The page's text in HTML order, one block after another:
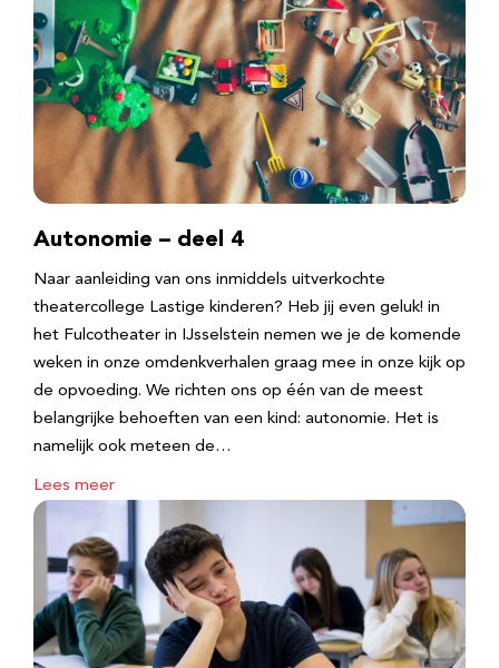
Autonomie – deel 4
Naar aanleiding van ons inmiddels uitverkochte
theatercollege Lastige kinderen? Heb jij even geluk! in
het Fulcotheater in IJsselstein nemen we je de komende
weken in onze omdenkverhalen graag mee in onze kijk op
de opvoeding. We richten ons op één van de meest
belangrijke behoeften van een kind: autonomie. Het is
namelijk ook meteen de…
Lees meer